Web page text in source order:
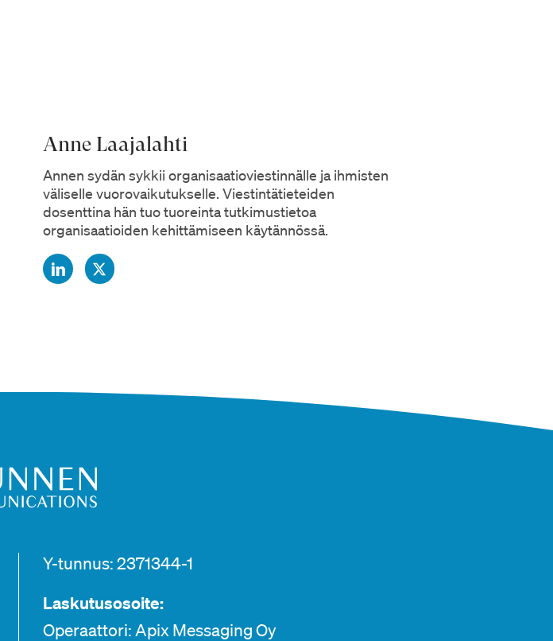
Anne Laajalahti
Annen sydän sykkii organisaatioviestinnälle ja ihmisten
väliselle vuorovaikutukselle. Viestintätieteiden
dosenttina hän tuo tuoreinta tutkimustietoa
organisaatioiden kehittämiseen käytännössä.
Y-tunnus: 2371344-1
Laskutusosoite:
Operaattori: Apix Messaging Oy